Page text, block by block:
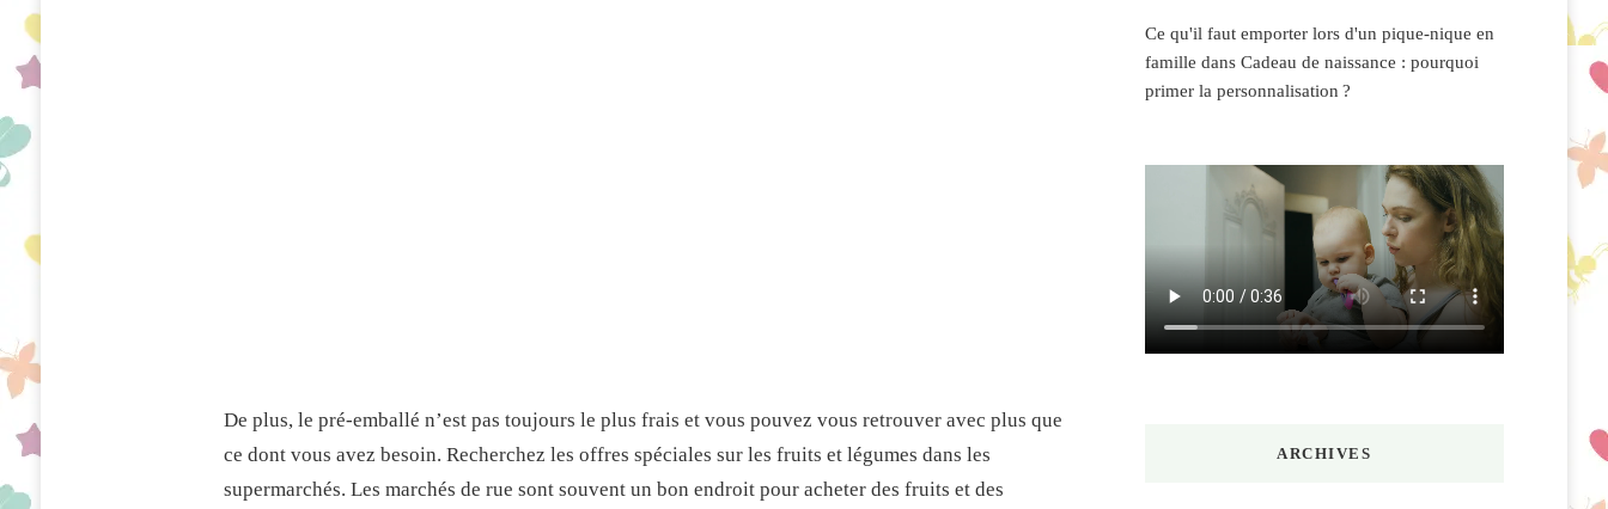
De plus, le pré-emballé n’est pas toujours le plus frais et vous pouvez vous retrouver avec plus que
ce dont vous avez besoin. Recherchez les offres spéciales sur les fruits et légumes dans les
supermarchés. Les marchés de rue sont souvent un bon endroit pour acheter des fruits et des
Ce qu'il faut emporter lors d'un pique-nique en
famille dans Cadeau de naissance : pourquoi
primer la personnalisation ?
ARCHIVES